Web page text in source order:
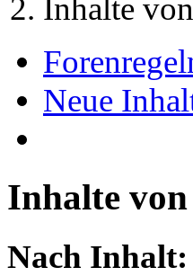
Inhalte
Neue
Inhalte
Nach Inhalt: